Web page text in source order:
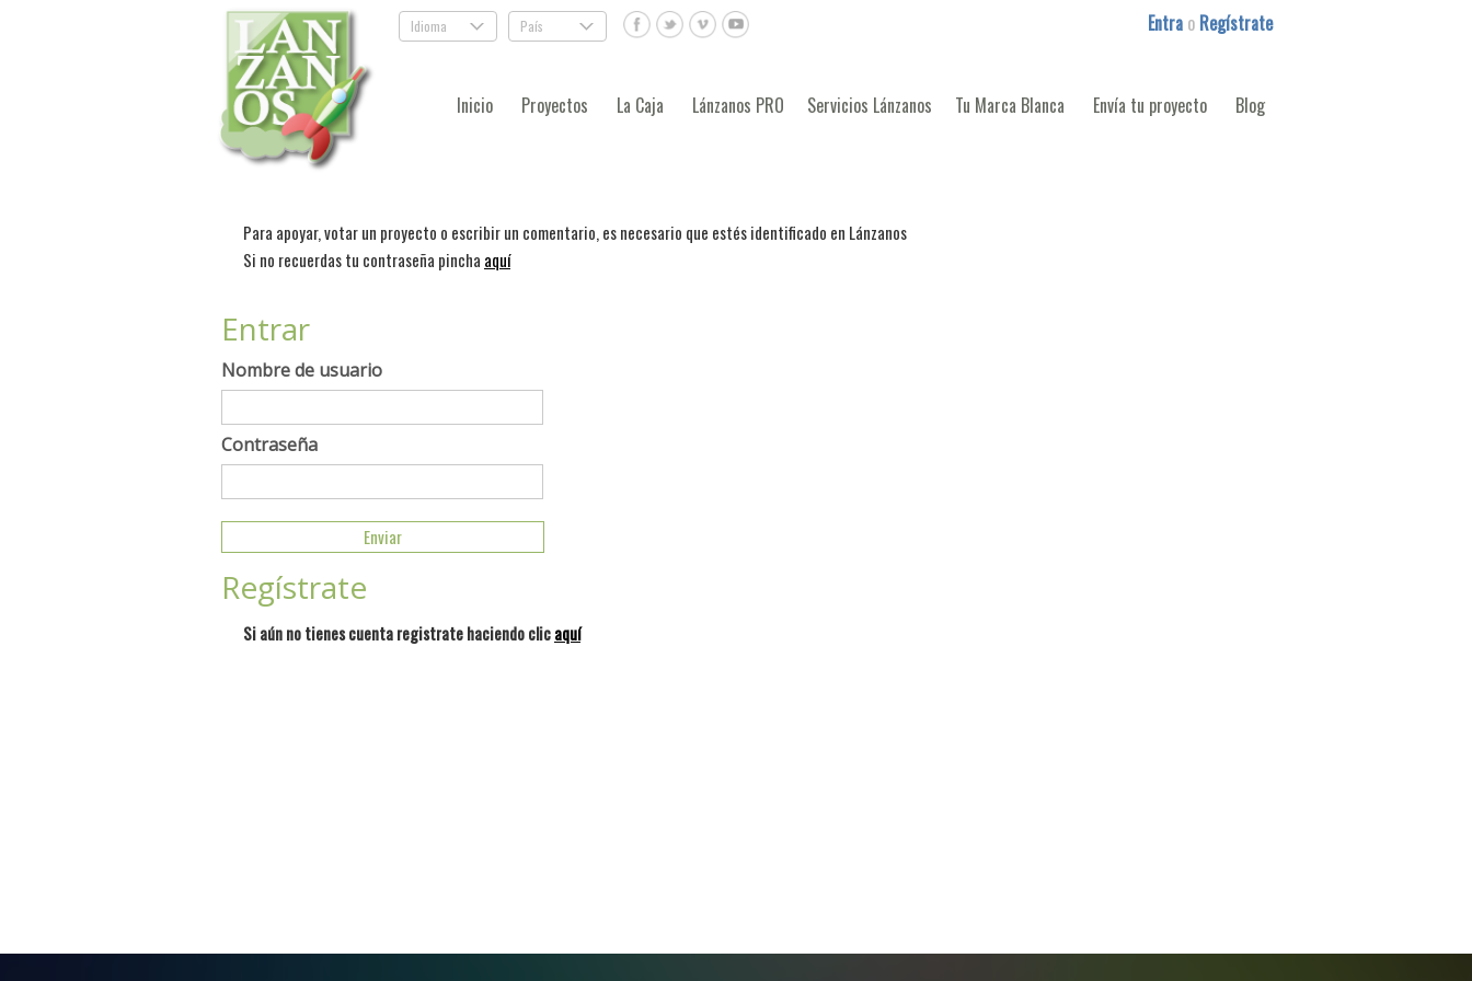
Idioma . País . Entra o Regístrate
Inicio Proyectos La Caja Lánzanos PRO Servicios Lánzanos Tu Marca Blanca Envía tu proyecto Blog
Para apoyar, votar un proyecto o escribir un comentario, es necesario que estés identificado en Lánzanos
Si no recuerdas tu contraseña pincha aquí
Entrar
Nombre de usuario
Contraseña
Regístrate
Si aún no tienes cuenta registrate haciendo clicaquí